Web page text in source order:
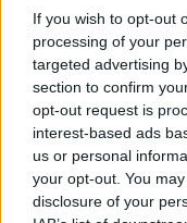
If you wish to opt-out
processing of your
targeted advertising
section to confirm
opt-out request is
interest-based ads
us or personal
your opt-out. You
disclosure of your
Ακολουθήστε το
πρώτοι όλες τις